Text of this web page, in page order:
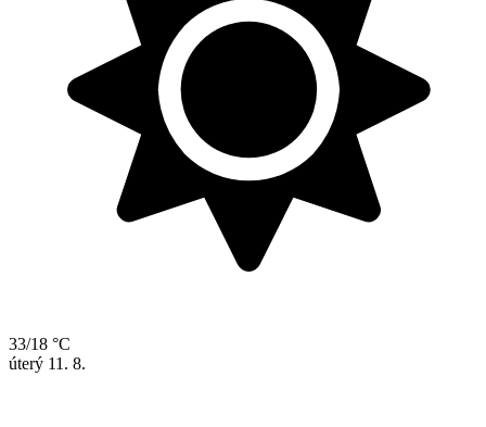
33/18 °C
úterý 11. 8.